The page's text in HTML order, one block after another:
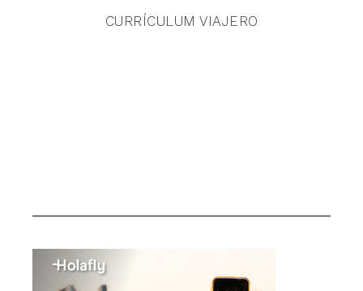
CURRÍCULUM VIAJERO